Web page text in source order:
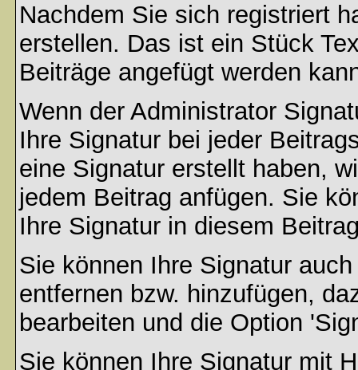
Nachdem Sie sich registriert
erstellen. Das ist ein Stück
Beiträge angefügt werden
Wenn der Administrator
Ihre Signatur bei jeder
eine Signatur erstellt haben,
jedem Beitrag anfügen. Sie
Ihre Signatur in diesem
Sie können Ihre Signatur
entfernen bzw. hinzufügen,
bearbeiten und die Option
Sie können Ihre Signatur mit